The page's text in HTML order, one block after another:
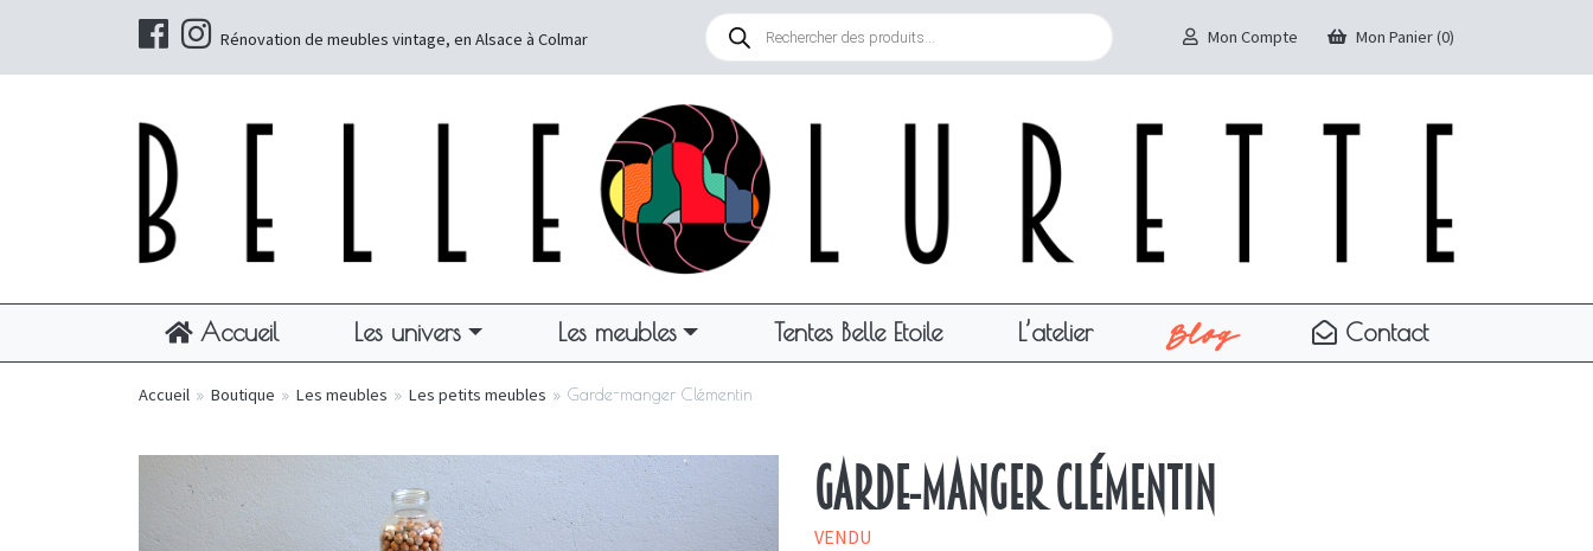
Rénovation de meubles vintage, en Alsace à Colmar
Recherche
produits
Mon Compte Mon Panier (0)
Accueil Les univers Les meubles Tentes Belle Etoile L’atelier Blog Contact
Accueil » Boutique » Les meubles » Les petits meubles » Garde-manger Clémentin
Garde-manger Clémentin
VENDU